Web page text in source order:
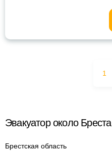
1
Эвакуатор около Бреста
Брестская область